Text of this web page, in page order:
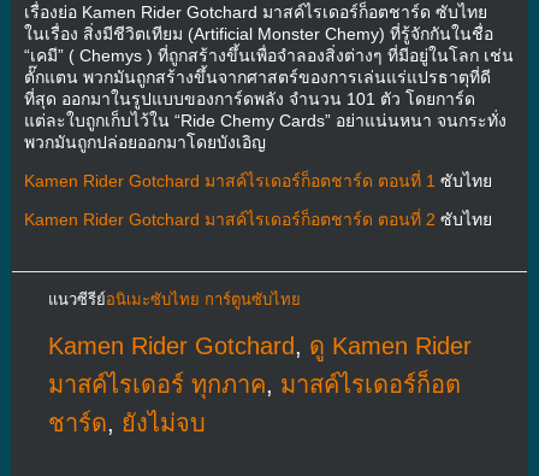
เรื่องย่อ Kamen Rider Gotchard มาสค์ไรเดอร์ก็อตชาร์ด ซับไทย
ในเรื่อง สิ่งมีชีวิตเทียม (Artificial Monster Chemy) ที่รู้จักกันในชื่อ
“เคมี” ( Chemys ) ที่ถูกสร้างขึ้นเพื่อจำลองสิ่งต่างๆ ที่มีอยู่ในโลก เช่น
ตั๊กแตน พวกมันถูกสร้างขึ้นจากศาสตร์ของการเล่นแร่แปรธาตุที่ดี
ที่สุด ออกมาในรูปแบบของการ์ดพลัง จำนวน 101 ตัว โดยการ์ด
แต่ละใบถูกเก็บไว้ใน “Ride Chemy Cards” อย่าแน่นหนา จนกระทั่ง
พวกมันถูกปล่อยออกมาโดยบังเอิญ
Kamen Rider Gotchard มาสค์ไรเดอร์ก็อตชาร์ด ตอนที่ 1 ซับไทย
Kamen Rider Gotchard มาสค์ไรเดอร์ก็อตชาร์ด ตอนที่ 2 ซับไทย
แนวซีรีย์อนิเมะซับไทย การ์ตูนซับไทย
Kamen Rider Gotchard, ดู Kamen Rider
มาสค์ไรเดอร์ ทุกภาค, มาสค์ไรเดอร์ก็อต
ชาร์ด, ยังไม่จบ